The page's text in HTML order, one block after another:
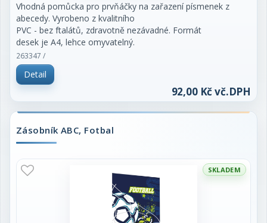
Vhodná pomůcka pro prvňáčky na zařazení písmenek z
abecedy. Vyrobeno z kvalitního
PVC - bez ftalátů, zdravotně nezávadné. Formát
desek je A4, lehce omyvatelný.
263347 /
Detail
92,00 Kč vč.DPH
Zásobník ABC, Fotbal
SKLADEM